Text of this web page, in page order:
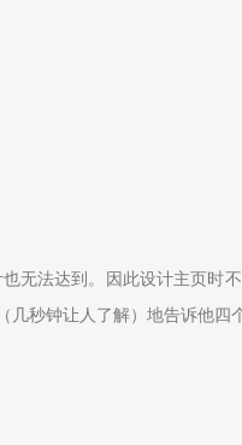
无法达到。因此设计主页
秒钟让人了解）地告诉他四